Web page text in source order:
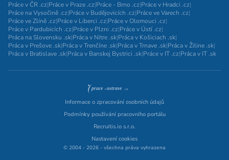
Práce v ČR .cz|Práce v Praze .cz|Práce - Brno .cz|Práce v Hradci .cz|
Práce na Vysočině .cz|Práce v Budějovicích .cz|Práce ve Varech .cz|
Práce ve Zlíně .cz|Práce v Liberci .cz|Práce v Olomouci .cz|
Práce v Pardubicích .cz|Práce v Plzni .cz|Práce v Ústí .cz|
Práca na Slovensku .sk|Práca v Nitre .sk|Práca v Košiciach .sk|
Práca v Prešove .sk|Práca v Trenčíne .sk|Práca v Trnave .sk|Práca v Žiline .sk|
Práca v Bratislave .sk|Práca v Banskej Bystrici .sk|Práce v IT .cz|Práca v IT .sk
Informace o zpracování osobních údajů
Podmínky používání pracovního portálu
Recruitis.io s.r.o.
Nastavení cookies
© 2004 - 2026 - všechna práva vyhrazena